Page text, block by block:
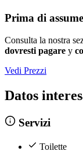
Prima di
Consulta la nostra
dovresti pagare y
Vedi Prezzi
Datos
Servizi
Toilette